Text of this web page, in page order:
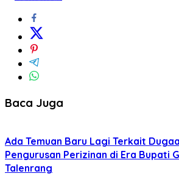
Baca Juga
Ada Temuan Baru Lagi Terkait
Pengurusan Perizinan di Era Bupati
Talenrang